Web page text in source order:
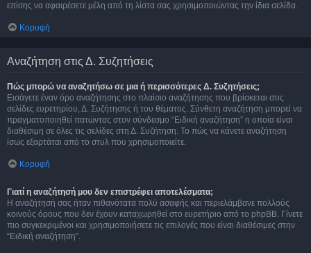
επίσης να αφαιρέσετε μέλη από τη λίστα σας χρησιμοποιώντας την ίδια σελίδα.
Κορυφή
Αναζήτηση στις Δ. Συζητήσεις
Πώς μπορώ να αναζητήσω σε μια ή περισσότερες Δ. Συζητήσεις;
Εισάγετε έναν όρο αναζήτησης στο πλαίσιο αναζήτησης που βρίσκεται στις
σελίδες ευρετηρίου, Δ. Συζήτησης ή του θέματος. Σύνθετη αναζήτηση μπορεί να
πραγματοποιηθεί πατώντας στον σύνδεσμο “Ειδική αναζήτηση” η οποία είναι
διαθέσιμη σε όλες τις σελίδες στη Δ. Συζήτηση. Το πώς να κάνετε αναζήτηση
ίσως εξαρτάται από το στυλ που χρησιμοποιείτε.
Κορυφή
Γιατί η αναζήτησή μου δεν επιστρέφει αποτελέσματα;
Η αναζήτησή σας ήταν πιθανότατα πολύ ασαφής και περιελάμβανε πολλούς
κοινούς όρους που δεν έχουν καταχωρηθεί στο ευρετήριο από το phpBB. Γίνετε
πιο συγκεκριμένοι και χρησιμοποιήσετε τις επιλογές που είναι διαθέσιμες στην
“Ειδική αναζήτηση”.